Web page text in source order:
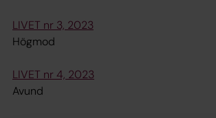
LIVET nr 3, 2023
Högmod
LIVET nr 4, 2023
Avund